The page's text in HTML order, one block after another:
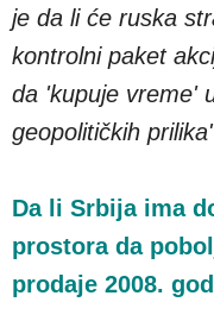
je da li će ruska
kontrolni paket
da 'kupuje vreme'
geopolitičkih
Da li Srbija ima
prostora da
prodaje 2008.